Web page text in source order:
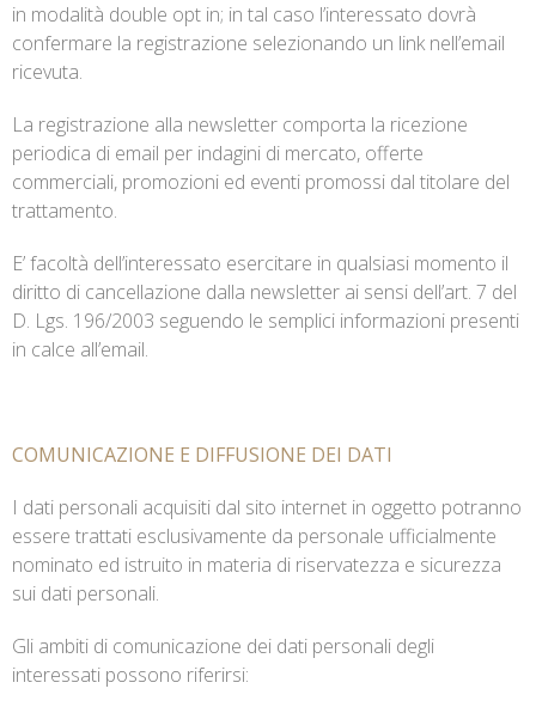
in modalità double opt in; in tal caso l’interessato dovrà
confermare la registrazione selezionando un link nell’email
ricevuta.
La registrazione alla newsletter comporta la ricezione
periodica di email per indagini di mercato, offerte
commerciali, promozioni ed eventi promossi dal titolare del
trattamento.
E’ facoltà dell’interessato esercitare in qualsiasi momento il
diritto di cancellazione dalla newsletter ai sensi dell’art. 7 del
D. Lgs. 196/2003 seguendo le semplici informazioni presenti
in calce all’email.
COMUNICAZIONE E DIFFUSIONE DEI DATI
I dati personali acquisiti dal sito internet in oggetto potranno
essere trattati esclusivamente da personale ufficialmente
nominato ed istruito in materia di riservatezza e sicurezza
sui dati personali.
Gli ambiti di comunicazione dei dati personali degli
interessati possono riferirsi: